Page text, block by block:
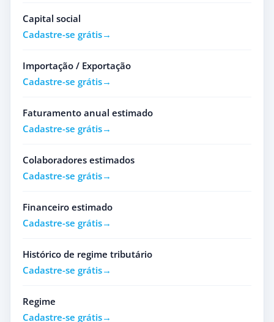
Capital social
Cadastre-se grátis
Importação / Exportação
Cadastre-se grátis
Faturamento anual estimado
Cadastre-se grátis
Colaboradores estimados
Cadastre-se grátis
Financeiro estimado
Cadastre-se grátis
Histórico de regime tributário
Cadastre-se grátis
Regime
Cadastre-se grátis